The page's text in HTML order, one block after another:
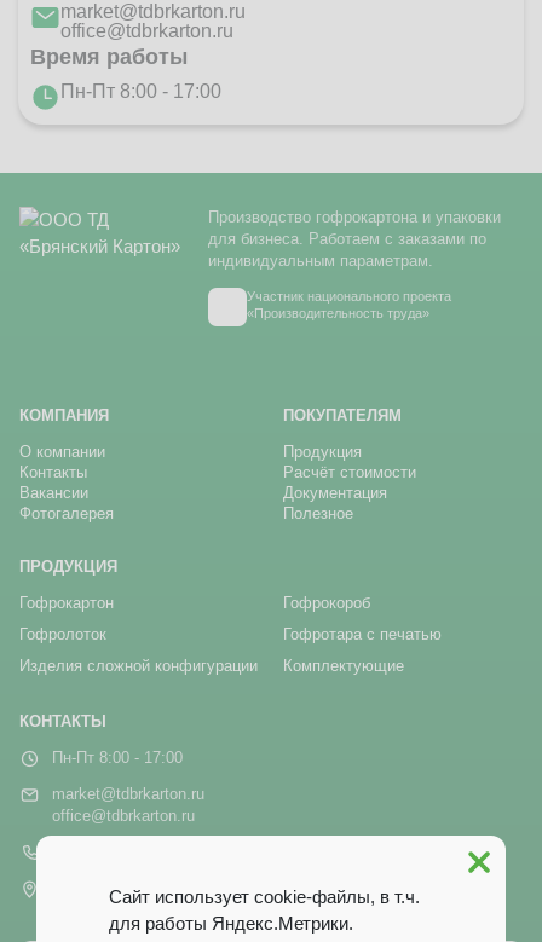
market@tdbrkarton.ru
office@tdbrkarton.ru
Время работы
Пн-Пт 8:00 - 17:00
Производство гофрокартона и упаковки
для бизнеса. Работаем с заказами по
индивидуальным параметрам.
Участник национального проекта
«Производительность труда»
КОМПАНИЯ
О компании
Контакты
Вакансии
Фотогалерея
ПОКУПАТЕЛЯМ
Продукция
Расчёт стоимости
Документация
Полезное
ПРОДУКЦИЯ
Гофрокартон
Гофрокороб
Гофролоток
Гофротара с печатью
Изделия сложной конфигурации
Комплектующие
КОНТАКТЫ
Пн-Пт 8:00 - 17:00
market@tdbrkarton.ru
office@tdbrkarton.ru
г. Брянск, рп Белые Берега,
ул. Белобережская, 1А
Сайт использует cookie-файлы, в т.ч.
для работы Яндекс.Метрики.